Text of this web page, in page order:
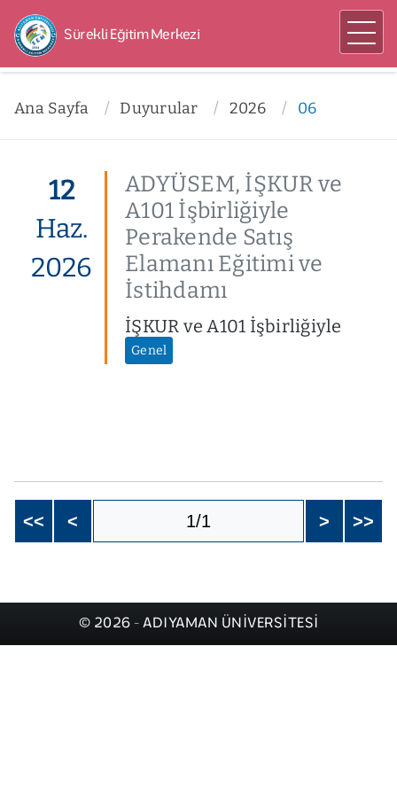
Sürekli Eğitim Merkezi
Ana Sayfa Duyurular 2026 06
12
Haz.
2026
ADYÜSEM, İŞKUR ve
A101 İşbirliğiyle
Perakende Satış
Elamanı Eğitimi ve
İstihdamı
İŞKUR ve A101 İşbirliğiyle
Genel
<< < 1/1 > >>
© 2026 - ADIYAMAN ÜNİVERSİTESİ